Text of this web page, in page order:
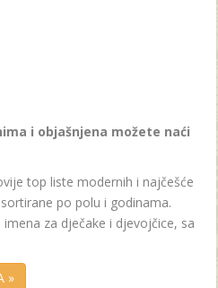
i objašnjena možete naći
top liste modernih i najčešće
po polu i godinama.
za dječake i djevojčice, sa
»